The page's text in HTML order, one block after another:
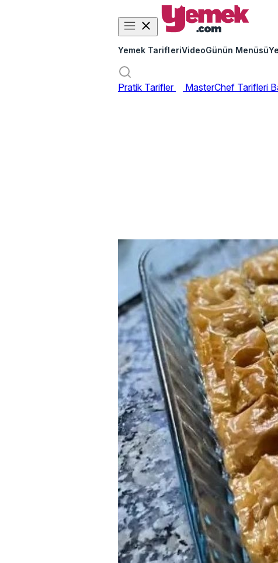
Yemek TarifleriVideoGünün MenüsüYe
Pratik Tarifler MasterChef Tarifleri